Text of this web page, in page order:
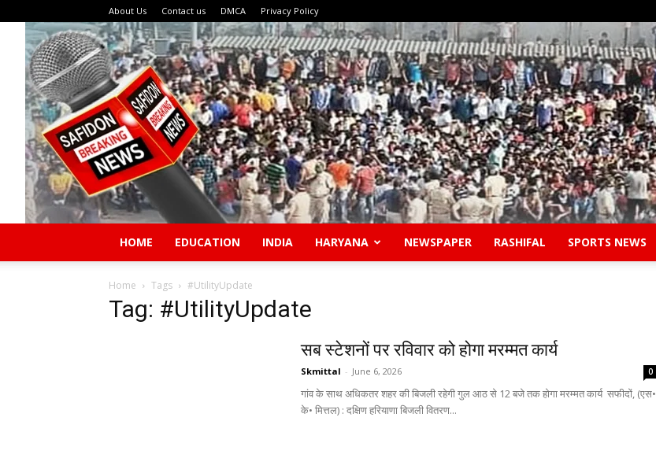
About Us Contact us DMCA Privacy Policy
HOME EDUCATION INDIA HARYANA NEWSPAPER RASHIFAL SPORTS NEWS
Home Tags #UtilityUpdate
Tag: #UtilityUpdate
सब स्टेशनों पर रविवार को होगा मरम्मत कार्य
Skmittal - June 6, 2026 0
गांव के साथ अधिकतर शहर की बिजली रहेगी गुल आठ से 12 बजे तक होगा मरम्मत कार्य सफीदों, (एस•
के• मित्तल) : दक्षिण हरियाणा बिजली वितरण...